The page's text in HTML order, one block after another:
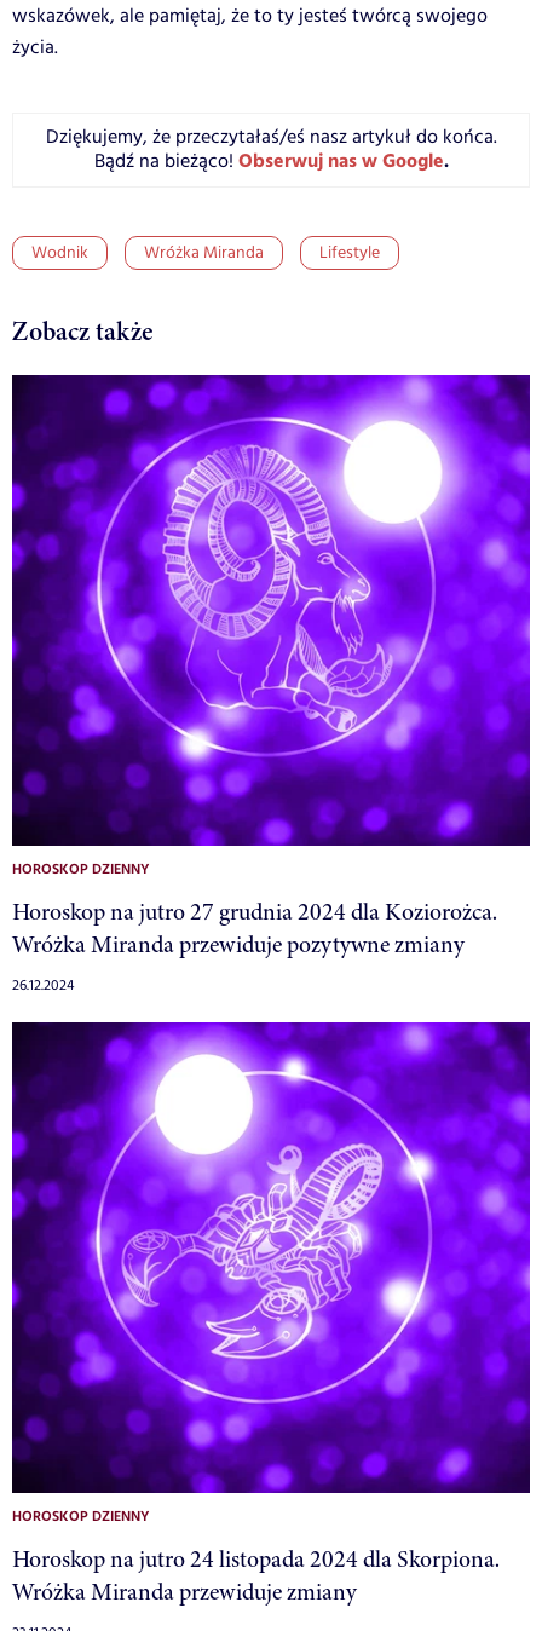
wskazówek, ale pamiętaj, że to ty jesteś twórcą swojego
życia.
Dziękujemy, że przeczytałaś/eś nasz artykuł do końca.
Bądź na bieżąco! Obserwuj nas w Google.
Wodnik Wróżka Miranda Lifestyle
Zobacz także
HOROSKOP DZIENNY
Horoskop na jutro 27 grudnia 2024 dla Koziorożca.
Wróżka Miranda przewiduje pozytywne zmiany
26.12.2024
HOROSKOP DZIENNY
Horoskop na jutro 24 listopada 2024 dla Skorpiona.
Wróżka Miranda przewiduje zmiany